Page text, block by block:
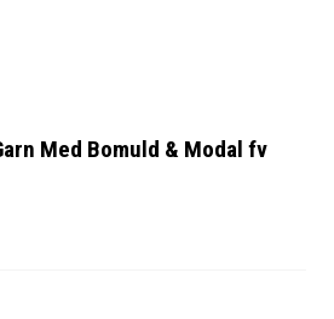
Med Bomuld & Modal fv